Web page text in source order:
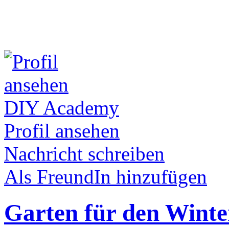
DIY Academy
Profil ansehen
Nachricht schreiben
Als FreundIn hinzufügen
Garten für den